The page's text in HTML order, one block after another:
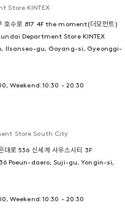
Store KINTEX
호수로 817 4F the moment(더모먼트)
Department Store KINTEX
Ilsanseo-gu, Goyang-si, Gyeonggi-
Weekend: 10:30 - 20:30
Store South City
대로 536 신세계 사우스시티 3F
Poeun-daero, Suji-gu, Yongin-si,
Weekend: 10:30 - 20:30